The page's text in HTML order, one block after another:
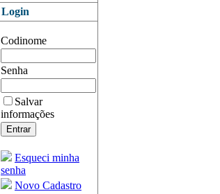
Login
Codinome
Senha
Salvar
informações
Esqueci minha
senha
Novo Cadastro